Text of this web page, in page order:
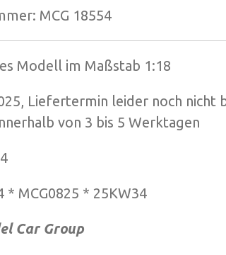
MCG 18554
Modell im Maßstab 1:18
Liefertermin leider noch nicht
von 3 bis 5 Werktagen
* MCG0825 * 25KW34
Car Group